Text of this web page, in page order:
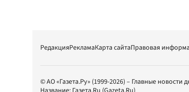
РедакцияРекламаКарта сайтаПравовая
© АО «Газета.Ру» (1999-2026) – Главные новости